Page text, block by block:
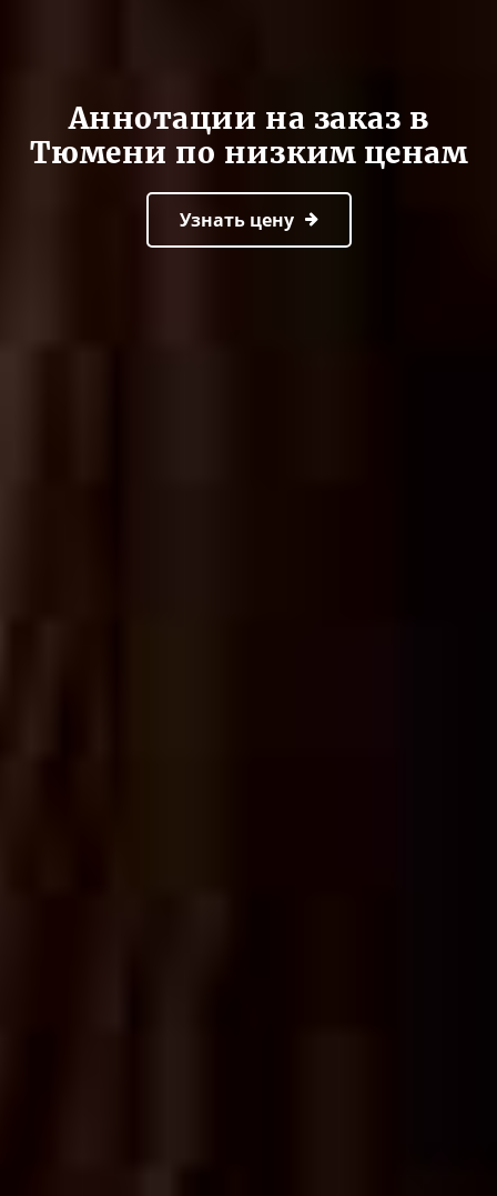
Аннотации на заказ в
Тюмени по низким ценам
Узнать цену